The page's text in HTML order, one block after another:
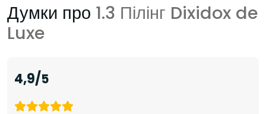
Думки про 1.3 Пілінг Dixidox de
Luxe
4,9